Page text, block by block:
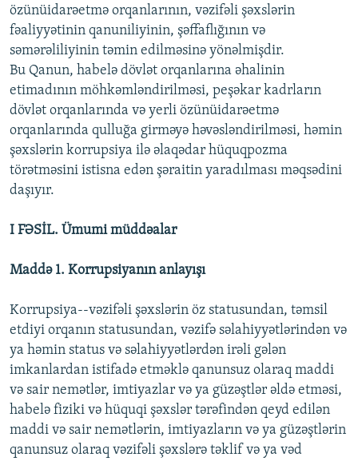
özünüidarəetmə orqanlarının, vəzifəli şəxslərin
fəaliyyətinin qanuniliyinin, şəffaflığının və
səmərəliliyinin təmin edilməsinə yönəlmişdir.
Bu Qanun, habelə dövlət orqanlarına əhalinin
etimadının möhkəmləndirilməsi, peşəkar kadrların
dövlət orqanlarında və yerli özünüidarəetmə
orqanlarında qulluğa girməyə həvəsləndirilməsi, həmin
şəxslərin korrupsiya ilə əlaqədar hüquqpozma
törətməsini istisna edən şəraitin yaradılması məqsədini
daşıyır.
I FƏSİL. Ümumi müddəalar
Maddə 1. Korrupsiyanın anlayışı
Korrupsiya--vəzifəli şəxslərin öz statusundan, təmsil
etdiyi orqanın statusundan, vəzifə səlahiyyətlərindən və
ya həmin status və səlahiyyətlərdən irəli gələn
imkanlardan istifadə etməklə qanunsuz olaraq maddi
və sair nemətlər, imtiyazlar və ya güzəştlər əldə etməsi,
habelə fiziki və hüquqi şəxslər tərəfindən qeyd edilən
maddi və sair nemətlərin, imtiyazların və ya güzəştlərin
qanunsuz olaraq vəzifəli şəxslərə təklif və ya vəd